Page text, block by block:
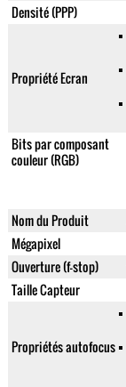
Densité (PPP)
Propriété Ecran
Bits par composant
couleur (RGB)
Nom du Produit
Mégapixel
Ouverture (f-stop)
Taille Capteur
Propriétés autofocus